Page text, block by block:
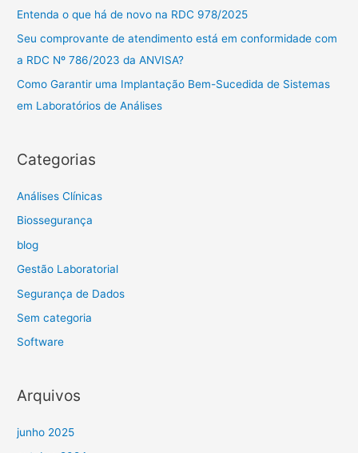
o
r
:
Entenda o que há de novo na RDC 978/2025
Seu comprovante de atendimento está em conformidade com
a RDC Nº 786/2023 da ANVISA?
Como Garantir uma Implantação Bem-Sucedida de Sistemas
em Laboratórios de Análises
Categorias
Análises Clínicas
Biossegurança
blog
Gestão Laboratorial
Segurança de Dados
Sem categoria
Software
Arquivos
junho 2025